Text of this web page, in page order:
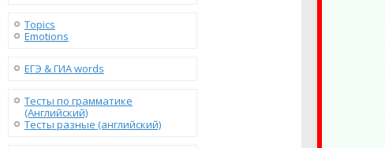
Topics
Emotions
ЕГЭ & ГИА words
Тесты по грамматике
(Английский)
Тесты разные (английский)